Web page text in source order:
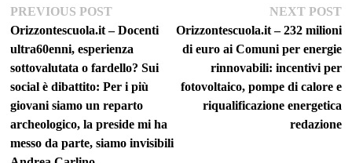
Navigazione
articoli
PREVIOUS POSTPrevious
post:
Orizzontescuola.it – Docenti
ultra60enni, esperienza
sottovalutata o fardello? Sui
social è dibattito: Per i più
giovani siamo un reparto
archeologico, la preside mi ha
messo da parte, siamo invisibili
NEXT POST
Orizzontescuola.it – 232 milioni
di euro ai Comuni per energie
rinnovabili: incentivi per
fotovoltaico, pompe di calore e
riqualificazione energetica
redazione